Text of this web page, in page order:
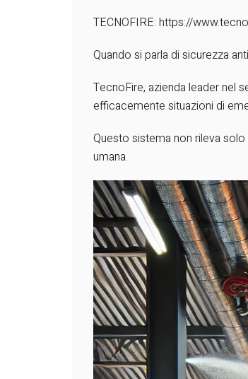
TECNOFIRE: https://
Quando si parla di sicurezza
TecnoFire, azienda leader nel
efficacemente situazioni di
Questo sistema non rileva
umana.